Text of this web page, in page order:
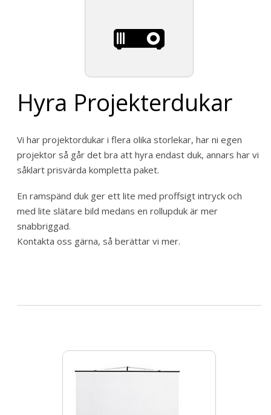
Hyra Projekterdukar
Vi har projektordukar i flera olika storlekar, har ni egen
projektor så går det bra att hyra endast duk, annars har vi
såklart prisvärda kompletta paket.
En ramspänd duk ger ett lite med proffsigt intryck och
med lite slätare bild medans en rollupduk är mer
snabbriggad.
Kontakta oss gärna, så berättar vi mer.